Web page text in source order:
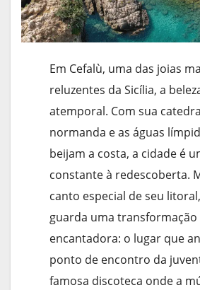
Em Cefalù, uma das joias
reluzentes da Sicília, a
atemporal. Com sua
normanda e as águas
beijam a costa, a cidade é
constante à redescoberta.
canto especial de seu
guarda uma transformação
encantadora: o lugar que
ponto de encontro da
famosa discoteca onde a